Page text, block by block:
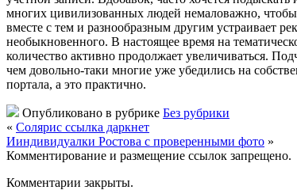
многих цивилизованных людей немаловажно,
вместе с тем и разнообразным другим устраивает
необыкновенного. В настоящее время на
количество активно продолжает увеличиваться.
чем довольно-таки многие уже убедились на
портала, а это практично.
Опубликовано в рубрике Без рубрики
« Солярис ссылка даркнет
Ииндивидуалки Ростова с проверенными фото »
Комментирование и размещение ссылок запрещено.
Комментарии закрыты.